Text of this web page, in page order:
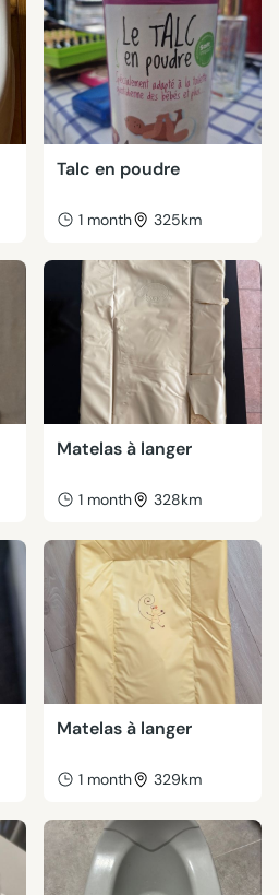
Talc en poudre
1 month 325km
Matelas à langer
1 month 328km
Matelas à langer
1 month 329km